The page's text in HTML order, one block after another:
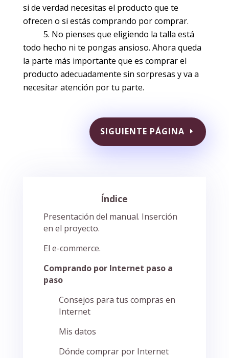
si de verdad necesitas el producto que te
ofrecen o si estás comprando por comprar.
No pienses que eligiendo la talla está
todo hecho ni te pongas ansioso. Ahora queda
la parte más importante que es comprar el
producto adecuadamente sin sorpresas y va a
necesitar atención por tu parte.
SIGUIENTE PÁGINA
Índice
Presentación del manual. Inserción
en el proyecto.
El e-commerce.
Comprando por Internet paso a
paso
Consejos para tus compras en
Internet
Mis datos
Dónde comprar por Internet